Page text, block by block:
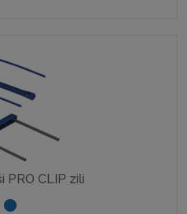
PRO CLIP zili